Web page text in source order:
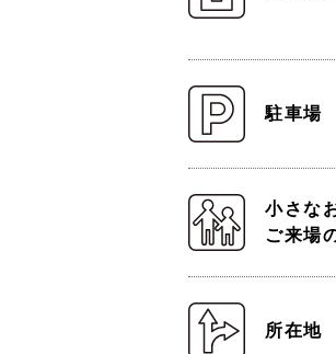
駐車場
小さな
ご来場
所在地